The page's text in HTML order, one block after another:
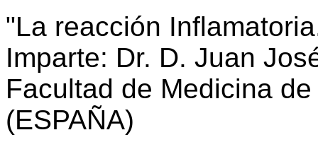
"La reacción
Imparte: Dr. D. Juan
Facultad de Medicina
(ESPAÑA)